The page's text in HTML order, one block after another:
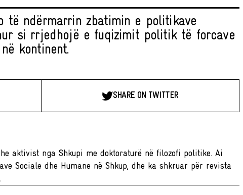
të ndërmarrin zbatimin e politikave
si rrjedhojë e fuqizimit politik të forcave
kontinent.
SHARE ON TWITTER
aktivist nga Shkupi me doktoraturë në filozofi politike. Ai
Sociale dhe Humane në Shkup, dhe ka shkruar për revista